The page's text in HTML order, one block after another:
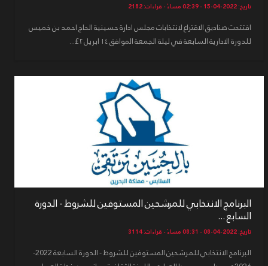
تاريخ: 2022-04-15 - 02:39 مساءً - قراءات: 2182
افتتحت صناديق الاقتراع لانتخابات مجلس ادارة حسينية الحاج احمد بن خميس
للدورة الادارية السابعة في ليلة الجمعة الموافق ١٤ ابريل ٢£...
البرنامج الانتخابي للمرشحين المستوفين للشروط - الدورة
السابع ...
تاريخ: 2022-04-08 - 08:31 مساءً - قراءات: 3114
البرنامج الانتخابي للمرشحين المستوفين للشروط - الدورة السابعة 2022-